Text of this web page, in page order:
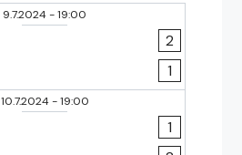
9.7.2024-19:00
2
1
10.7.2024-19:00
1